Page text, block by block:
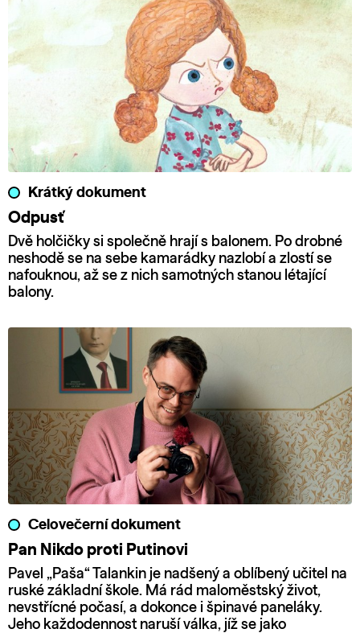
Krátký dokument
Odpusť
Dvě holčičky si společně hrají s balonem. Po drobné
neshodě se na sebe kamarádky nazlobí a zlostí se
nafouknou, až se z nich samotných stanou létající
balony.
Celovečerní dokument
Pan Nikdo proti Putinovi
Pavel „Paša“ Talankin je nadšený a oblíbený učitel na
ruské základní škole. Má rád maloměstský život,
nevstřícné počasí, a dokonce i špinavé paneláky.
Jeho každodennost naruší válka, jíž se jako